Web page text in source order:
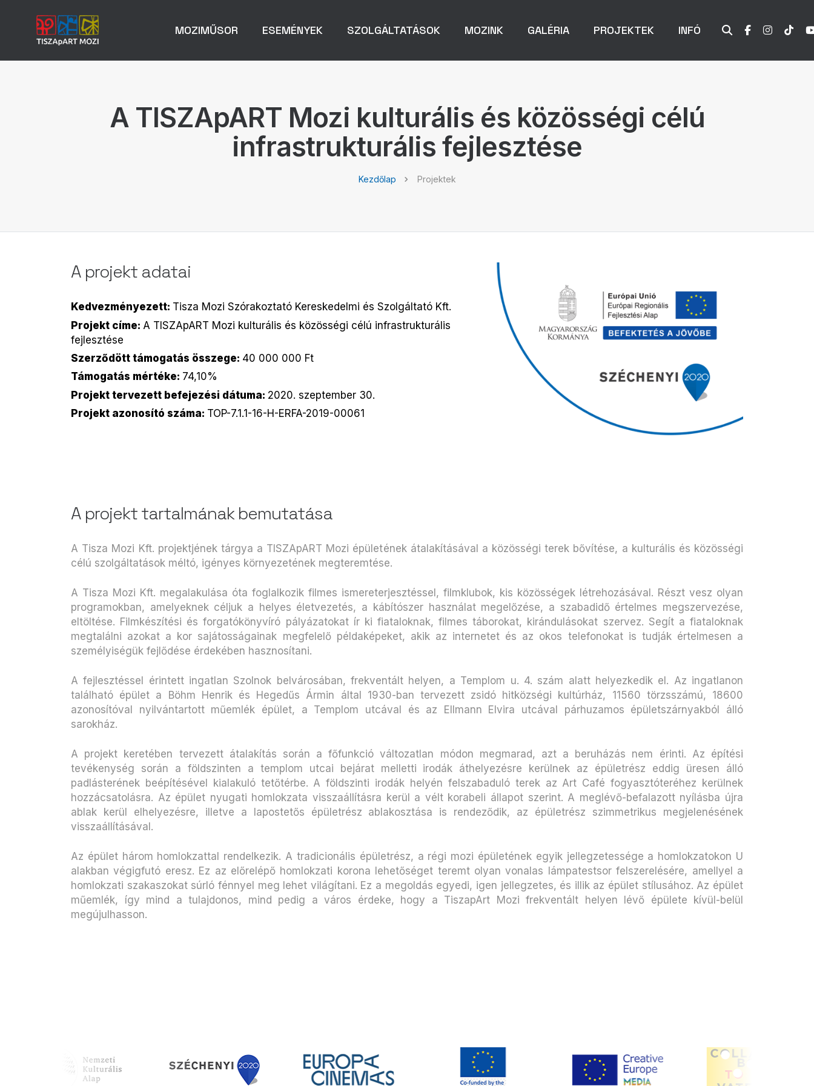
MOZIMŰSOR ESEMÉNYEK SZOLGÁLTATÁSOK MOZINK GALÉRIA PROJEKTEK INFÓ
A TISZApART Mozi kulturális és közösségi célú
infrastrukturális fejlesztése
Kezdőlap Projektek
A projekt adatai
Kedvezményezett: Tisza Mozi Szórakoztató Kereskedelmi és Szolgáltató Kft.
Projekt címe: A TISZApART Mozi kulturális és közösségi célú infrastrukturális
fejlesztése
Szerződött támogatás összege: 40 000 000 Ft
Támogatás mértéke: 74,10%
Projekt tervezett befejezési dátuma: 2020. szeptember 30.
Projekt azonosító száma: TOP-7.1.1-16-H-ERFA-2019-00061
A projekt tartalmának bemutatása
A Tisza Mozi Kft. projektjének tárgya a TISZApART Mozi épületének átalakításával a közösségi terek bővítése, a kulturális és közösségi
célú szolgáltatások méltó, igényes környezetének megteremtése.
A Tisza Mozi Kft. megalakulása óta foglalkozik filmes ismereterjesztéssel, filmklubok, kis közösségek létrehozásával. Részt vesz olyan
programokban, amelyeknek céljuk a helyes életvezetés, a kábítószer használat megelőzése, a szabadidő értelmes megszervezése,
eltöltése. Filmkészítési és forgatókönyvíró pályázatokat ír ki fiataloknak, filmes táborokat, kirándulásokat szervez. Segít a fiataloknak
megtalálni azokat a kor sajátosságainak megfelelő példaképeket, akik az internetet és az okos telefonokat is tudják értelmesen a
személyiségük fejlődése érdekében hasznosítani.
A fejlesztéssel érintett ingatlan Szolnok belvárosában, frekventált helyen, a Templom u. 4. szám alatt helyezkedik el. Az ingatlanon
található épület a Böhm Henrik és Hegedűs Ármin által 1930-ban tervezett zsidó hitközségi kultúrház, 11560 törzsszámú, 18600
azonosítóval nyilvántartott műemlék épület, a Templom utcával és az Ellmann Elvira utcával párhuzamos épületszárnyakból álló
sarokház.
A projekt keretében tervezett átalakítás során a főfunkció változatlan módon megmarad, azt a beruházás nem érinti. Az építési
tevékenység során a földszinten a templom utcai bejárat melletti irodák áthelyezésre kerülnek az épületrész eddig üresen álló
padlásterének beépítésével kialakuló tetőtérbe. A földszinti irodák helyén felszabaduló terek az Art Café fogyasztóteréhez kerülnek
hozzácsatolásra. Az épület nyugati homlokzata visszaállításra kerül a vélt korabeli állapot szerint. A meglévő-befalazott nyílásba újra
ablak kerül elhelyezésre, illetve a lapostetős épületrész ablakosztása is rendeződik, az épületrész szimmetrikus megjelenésének
visszaállításával.
Az épület három homlokzattal rendelkezik. A tradicionális épületrész, a régi mozi épületének egyik jellegzetessége a homlokzatokon U
alakban végigfutó eresz. Ez az előrelépő homlokzati korona lehetőséget teremt olyan vonalas lámpatestsor felszerelésére, amellyel a
homlokzati szakaszokat súrló fénnyel meg lehet világítani. Ez a megoldás egyedi, igen jellegzetes, és illik az épület stílusához. Az épület
műemlék, így mind a tulajdonos, mind pedig a város érdeke, hogy a TiszapArt Mozi frekventált helyen lévő épülete kívül-belül
megújulhasson.